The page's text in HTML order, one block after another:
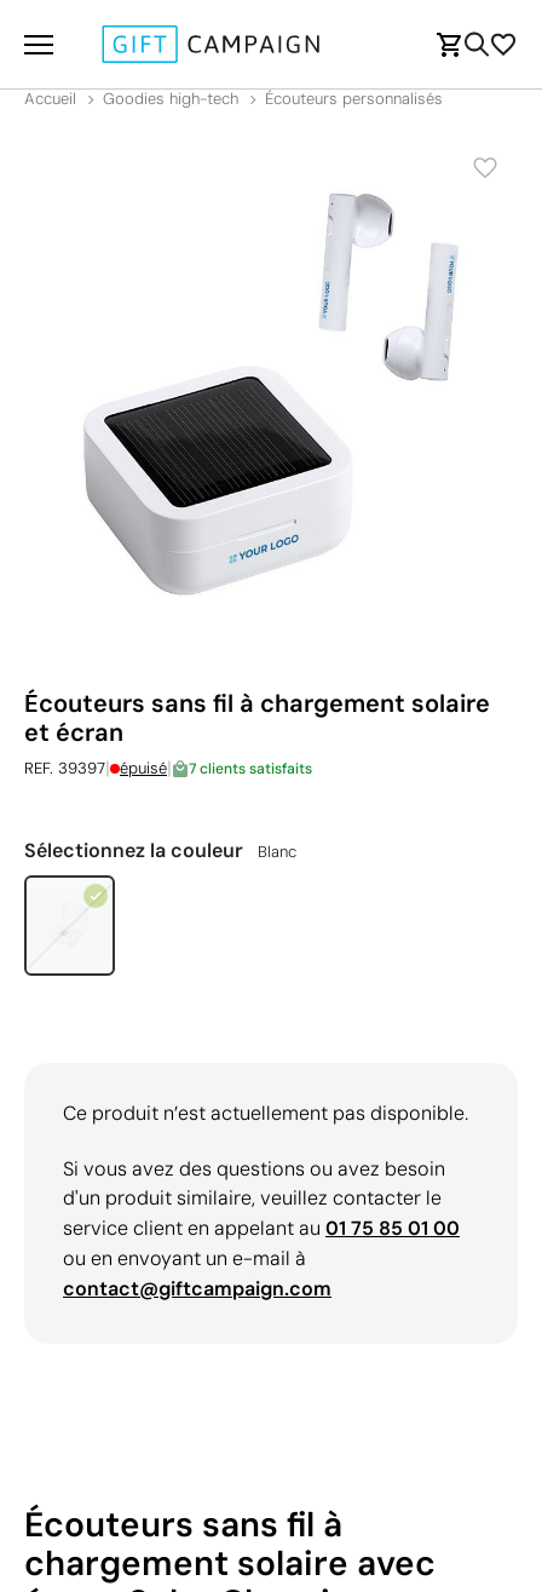
Accueil Goodies high-tech Écouteurs personnalisés
Écouteurs sans fil à chargement solaire
et écran
REF. 39397| épuisé| 7 clients satisfaits
Sélectionnez la couleur Blanc
Ce produit n’est actuellement pas disponible.
Si vous avez des questions ou avez besoin
d'un produit similaire, veuillez contacter le
service client en appelant au 01 75 85 01 00
ou en envoyant un e-mail à
contact@giftcampaign.com
Écouteurs sans fil à
chargement solaire avec